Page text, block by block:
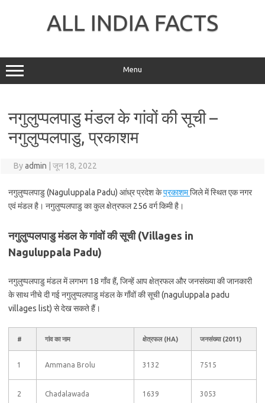
ALL INDIA FACTS
Menu
नगुलुप्पलपाडु मंडल के गांवों की सूची –
नगुलुप्पलपाडु, प्रकाशम
Byadmin जून 18, 2022
नगुलुप्पलपाडु (Naguluppala Padu) आंध्र प्रदेश केप्रकाशमजिले में स्थित एक नगर
एवं मंडल है। नगुलुप्पलपाडु का कुल क्षेत्रफल 256 वर्ग किमी है।
नगुलुप्पलपाडु मंडल के गांवों की सूची (Villages in
Naguluppala Padu)
नगुलुप्पलपाडु मंडल में लगभग 18 गाँव हैं, जिन्हें आप क्षेत्रफल और जनसंख्या की जानकारी
के साथ नीचे दी गई नगुलुप्पलपाडु मंडल के गाँवों की सूची (naguluppala padu
villages list) से देख सकते हैं।
# गांव का नाम क्षेत्रफल (HA) जनसंख्या (2011)
1 Ammana Brolu 3132 7515
2 Chadalawada 1639 3053